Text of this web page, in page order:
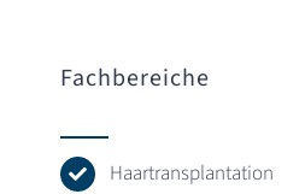
Fachbereiche
Haartransplantation